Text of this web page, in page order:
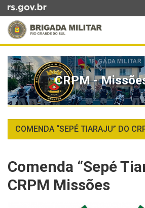
para
conteúdo
para
menu
busca
do
conteúdo
CRPM -
COMENDA “SEPÉ
Comenda “Sepé
CRPM Missões